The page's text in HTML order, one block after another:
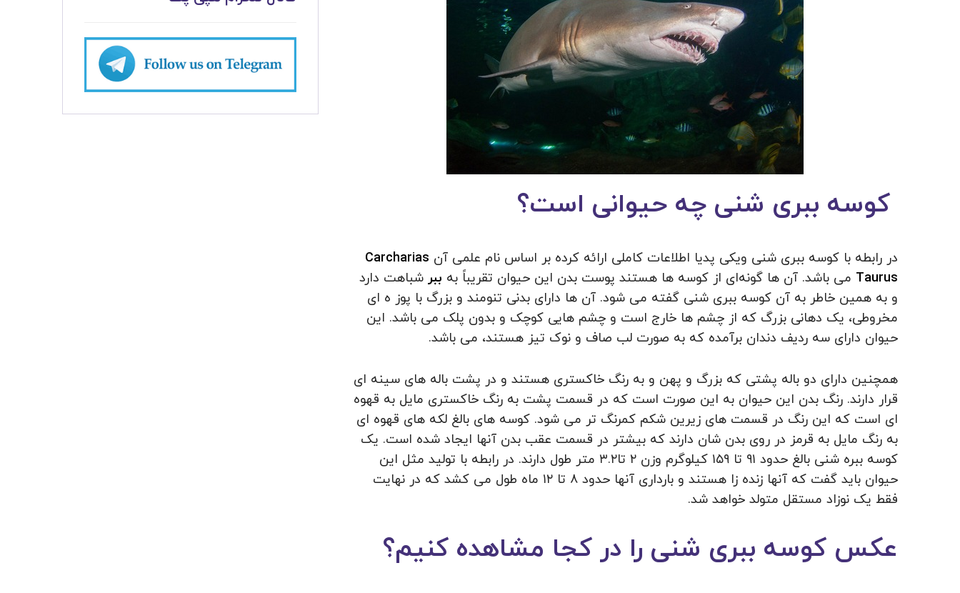
کوسه ببری شنی چه حیوانی است؟
در رابطه با کوسه ببری شنی ویکی پدیا اطلاعات کاملی ارائه کرده بر اساس نام علمی آن Carcharias
Taurus می باشد. آن ها گونه‌ای از کوسه ها هستند پوست بدن این حیوان تقریباً به ببر شباهت دارد
و به همین خاطر به آن کوسه ببری شنی گفته می شود. آن ها دارای بدنی تنومند و بزرگ با پوز ه ای
مخروطی، یک دهانی بزرگ که از چشم ها خارج است و چشم هایی کوچک و بدون پلک می باشد. این
حیوان دارای سه ردیف دندان برآمده که به صورت لب صاف و نوک تیز هستند، می باشد.
همچنین دارای دو باله پشتی که بزرگ و پهن و به رنگ خاکستری هستند و در پشت باله ‌های سینه ‌ای
قرار دارند. رنگ بدن این حیوان به این صورت است که در قسمت پشت به رنگ خاکستری مایل به قهوه
ای است که این رنگ در قسمت های زیرین شکم کمرنگ تر می شود. کوسه های بالغ لکه های قهوه ای
به رنگ مایل به قرمز در روی بدن شان دارند که بیشتر در قسمت عقب بدن آنها ایجاد شده است. یک
کوسه ببره شنی بالغ حدود ۹۱ تا ۱۵۹ کیلوگرم وزن ۲ تا۳.۲ متر طول دارند. در رابطه با تولید مثل این
حیوان باید گفت که آنها زنده زا هستند و بارداری آنها حدود ۸ تا ۱۲ ماه طول می‌ کشد که در نهایت
فقط یک نوزاد مستقل متولد خواهد شد.
عکس کوسه ببری شنی را در کجا مشاهده کنیم؟